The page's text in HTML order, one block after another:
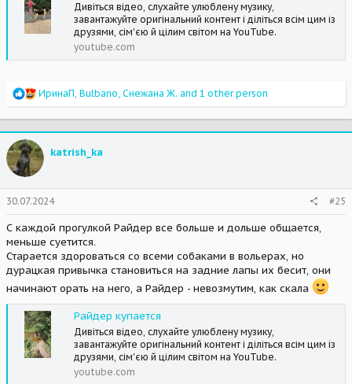
Дивіться відео, слухайте улюблену музику,
завантажуйте оригінальний контент і діліться всім цим із
друзями, сім'єю й цілим світом на YouTube.
youtube.com
R
a
c
t
i
o
:
ИринаП Bulbano Снежана Ж. and 1 other person
katrish_ka
30.07.2024 #25
С каждой прогулкой Райдер все больше и дольше общается,
меньше суетится.
Старается здороваться со всеми собаками в вольерах, но
дурацкая привычка становиться на задние лапы их бесит, они
начинают орать на него, а Райдер - невозмутим, как скала
Райдер купается
Дивіться відео, слухайте улюблену музику,
завантажуйте оригінальний контент і діліться всім цим із
друзями, сім'єю й цілим світом на YouTube.
youtube.com